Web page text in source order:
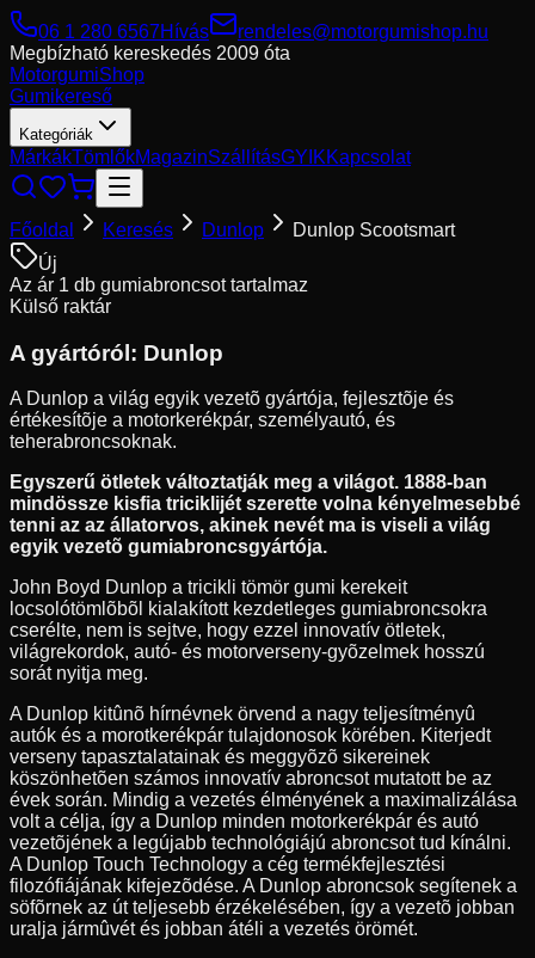
06 1 280 6567Hívás
rendeles@motorgumishop.hu
Megbízható kereskedés 2009 óta
MotorgumiShop
Gumikereső
Kategóriák
MárkákTömlőkMagazinSzállításGYIKKapcsolat
Főoldal Keresés Dunlop
Dunlop Scootsmart
Új
Az ár 1 db gumiabroncsot tartalmaz
Külső raktár
A gyártóról: Dunlop
A Dunlop a világ egyik vezetõ gyártója, fejlesztõje és
értékesítõje a motorkerékpár, személyautó, és
teherabroncsoknak.
Egyszerű ötletek változtatják meg a világot. 1888-ban
mindössze kisfia triciklijét szerette volna kényelmesebbé
tenni az az állatorvos, akinek nevét ma is viseli a világ
egyik vezetõ gumiabroncsgyártója.
John Boyd Dunlop a tricikli tömör gumi kerekeit
locsolótömlõbõl kialakított kezdetleges gumiabroncsokra
cserélte, nem is sejtve, hogy ezzel innovatív ötletek,
világrekordok, autó- és motorverseny-gyõzelmek hosszú
sorát nyitja meg.
A Dunlop kitûnõ hírnévnek örvend a nagy teljesítményû
autók és a morotkerékpár tulajdonosok körében. Kiterjedt
verseny tapasztalatainak és meggyõzõ sikereinek
köszönhetõen számos innovatív abroncsot mutatott be az
évek során. Mindig a vezetés élményének a maximalizálása
volt a célja, így a Dunlop minden motorkerékpár és autó
vezetõjének a legújabb technológiájú abroncsot tud kínálni.
A Dunlop Touch Technology a cég termékfejlesztési
filozófiájának kifejezõdése. A Dunlop abroncsok segítenek a
söfõrnek az út teljesebb érzékelésében, így a vezetõ jobban
uralja jármûvét és jobban átéli a vezetés örömét.